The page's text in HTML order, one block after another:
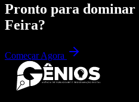
Pronto para dominar
Feira?
Começar Agora